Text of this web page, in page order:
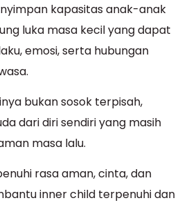
kapasitas anak-anak
luka masa kecil yang dapat
emosi, serta hubungan
bukan sosok terpisah,
dari diri sendiri yang masih
masa lalu.
rasa aman, cinta, dan
inner child terpenuhi dan